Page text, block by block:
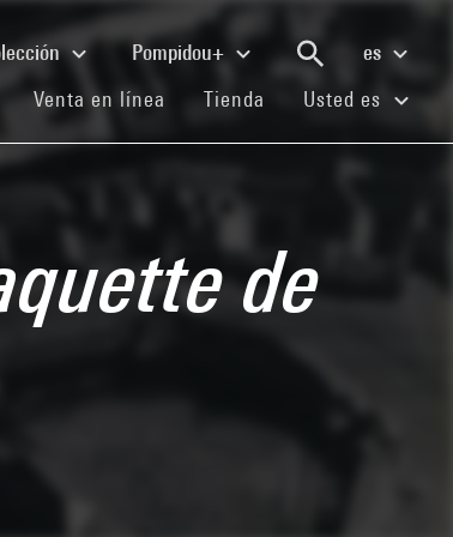
Pompidou+
es
(current)
Venta en línea (current)
Tienda (current)
Usted es
de